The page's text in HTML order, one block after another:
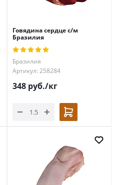
Говядина сердце с/м
Бразилия
Бразилия
Артикул: 258284
348 руб./кг